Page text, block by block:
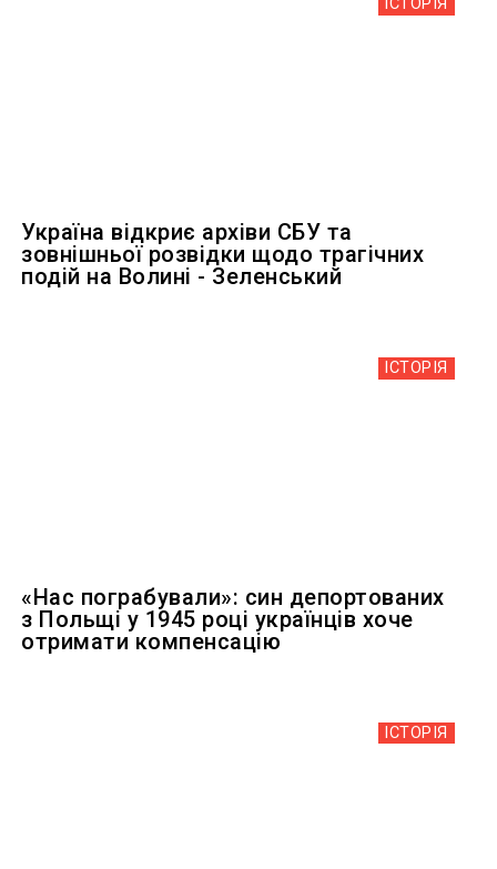
Україна відкриє архіви СБУ та
зовнішньої розвідки щодо трагічних
подій на Волині - Зеленський
ІСТОРІЯ
«Нас пограбували»: син депортованих
з Польщі у 1945 році українців хоче
отримати компенсацію
ІСТОРІЯ